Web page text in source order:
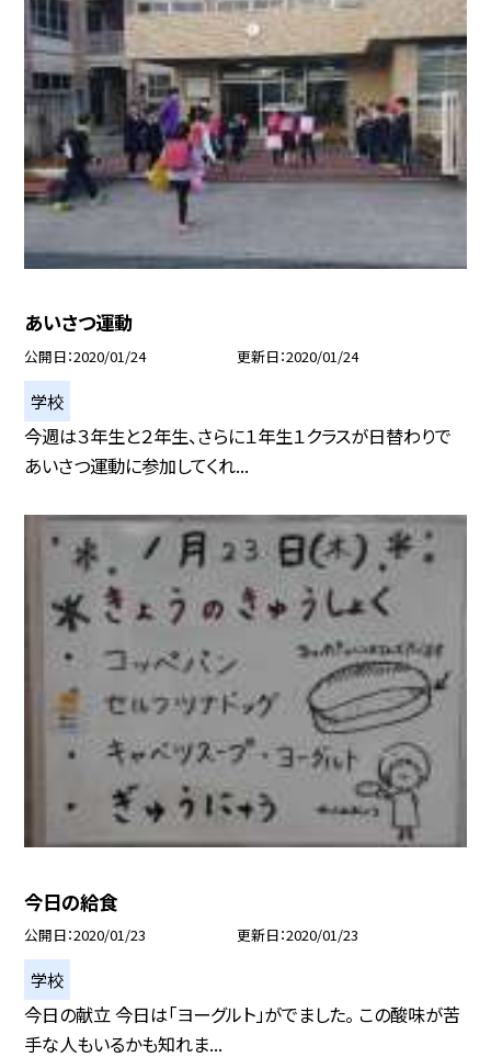
あいさつ運動
公開日 2020/01/24 更新日 2020/01/24
学校
今週は３年生と２年生、さらに１年生１クラスが日替わりで
あいさつ運動に参加してくれ...
今日の給食
公開日 2020/01/23 更新日 2020/01/23
学校
今日の献立 今日は「ヨーグルト」がでました。 この酸味が苦
手な人もいるかも知れま...